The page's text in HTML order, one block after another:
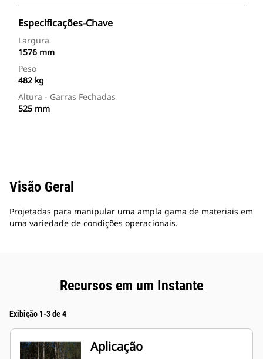
Especificações-Chave
Largura
1576 mm
Peso
482 kg
Altura - Garras Fechadas
525 mm
Visão Geral
Projetadas para manipular uma ampla gama de materiais em
uma variedade de condições operacionais.
Recursos em um Instante
Exibição 1-3 de 4
Aplicação